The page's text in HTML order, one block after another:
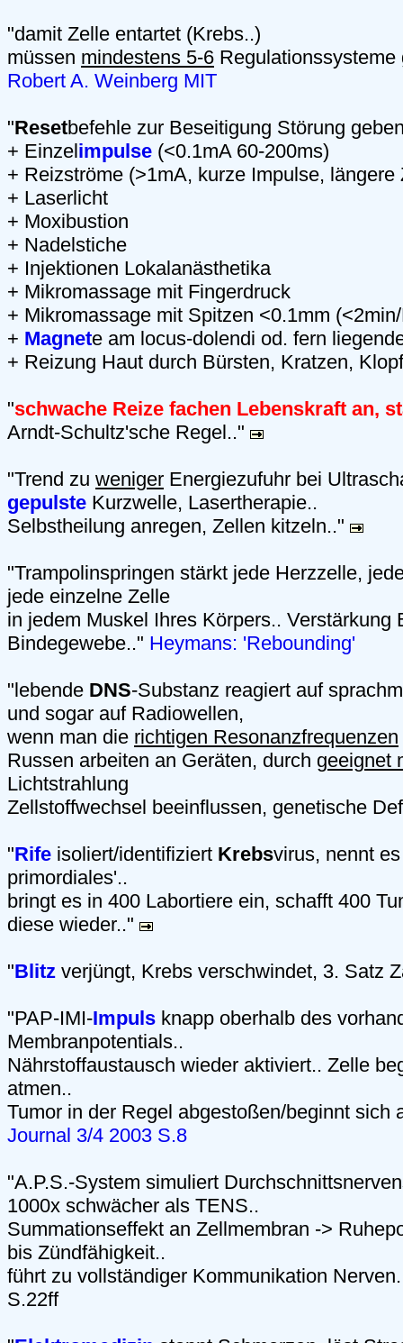
"damit Zelle entartet (Krebs..)
müssen mindestens 5-6
Robert A. Weinberg MIT
"Resetbefehle zur Beseitigung Störung
+ Einzel impulse (<0.1mA 60-200ms)
+ Reizströme (>1mA, kurze Impulse, längere
+ Laserlicht
+ Moxibustion
+ Nadelstiche
+ Injektionen Lokalanästhetika
+ Mikromassage mit Fingerdruck
+ Mikromassage mit Spitzen <0.1mm
+ Magnete am locus-dolendi od. fern
+ Reizung Haut durch Bürsten, Kratzen,
"schwache Reize fachen Lebenskraft an,
Arndt-Schultz'sche Regel.."
"Trend zu weniger Energiezufuhr bei
gepulste Kurzwelle, Lasertherapie..
Selbstheilung anregen, Zellen kitzeln.."
"Trampolinspringen stärkt jede Herzzelle,
jede einzelne Zelle
in jedem Muskel Ihres Körpers.. Verstärkung
Bindegewebe.." Heymans: 'Rebounding'
"lebende DNS-Substanz reagiert auf
und sogar auf Radiowellen,
wenn man die richtigen Resonanzfrequenzen
Russen arbeiten an Geräten, durch geeignet
Lichtstrahlung
Zellstoffwechsel beeinflussen, genetische
"Rife isoliert/identifiziert Krebsvirus, nennt
primordiales'..
bringt es in 400 Labortiere ein, schafft 400
diese wieder.."
"Blitz verjüngt, Krebs verschwindet, 3. Satz
"PAP-IMI-Impuls knapp oberhalb des
Membranpotentials..
Nährstoffaustausch wieder aktiviert.. Zelle
atmen..
Tumor in der Regel abgestoßen/beginnt sich
Journal 3/4 2003 S.8
"A.P.S.-System simuliert
1000x schwächer als TENS..
Summationseffekt an Zellmembran ->
bis Zündfähigkeit..
führt zu vollständiger Kommunikation
S.22ff